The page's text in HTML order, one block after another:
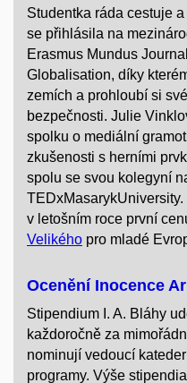
Studentka ráda cestuje
se přihlásila na
Erasmus Mundus
Globalisation, díky
zemích a prohloubí si
bezpečnosti. Julie
spolku o mediální
zkušenosti s herními
spolu se svou kolegyní
v letošním roce první
Velikého pro mladé
Ocenění Inocence
Stipendium I. A. Bláhy
každoročně za
nominují vedoucí
programy. Výše